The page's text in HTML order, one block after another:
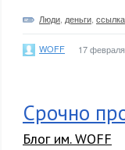
Люди деньги ссылка
WOFF 17
Срочно
Блог им. WOFF